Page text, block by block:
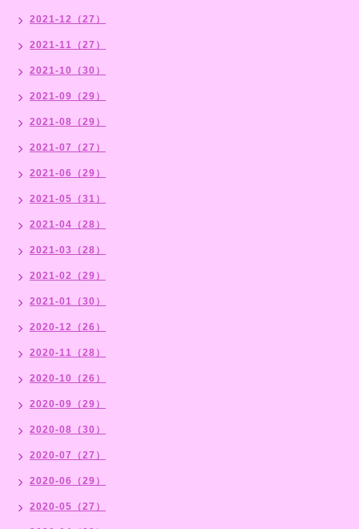
2021-12（27）
2021-11（27）
2021-10（30）
2021-09（29）
2021-08（29）
2021-07（27）
2021-06（29）
2021-05（31）
2021-04（28）
2021-03（28）
2021-02（29）
2021-01（30）
2020-12（26）
2020-11（28）
2020-10（26）
2020-09（29）
2020-08（30）
2020-07（27）
2020-06（29）
2020-05（27）